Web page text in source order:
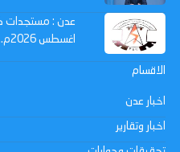
اغسطس 2026م..
الاقسام
اخبار عدن
اخبار وتقارير